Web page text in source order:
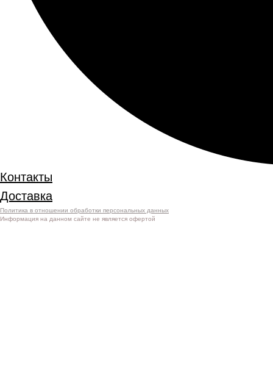
Контакты
Доставка
Политика в отношении обработки персональных данных
Информация на данном сайте не является офертой